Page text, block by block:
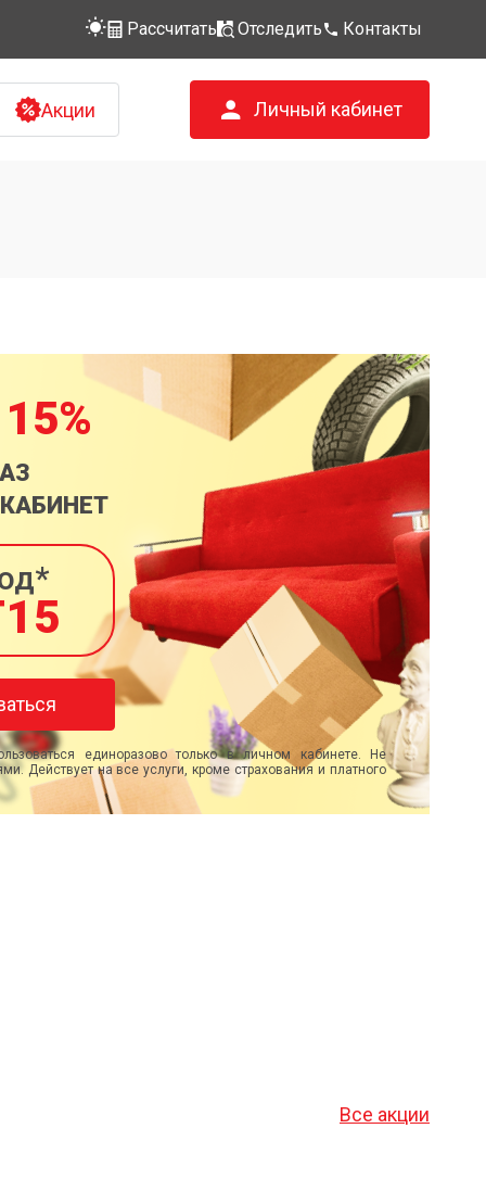
Рассчитать Отследить Контакты
Акции Личный кабинет
единоразово только в личном кабинете. Не
Действует на все услуги, кроме страхования и платного
Все акции